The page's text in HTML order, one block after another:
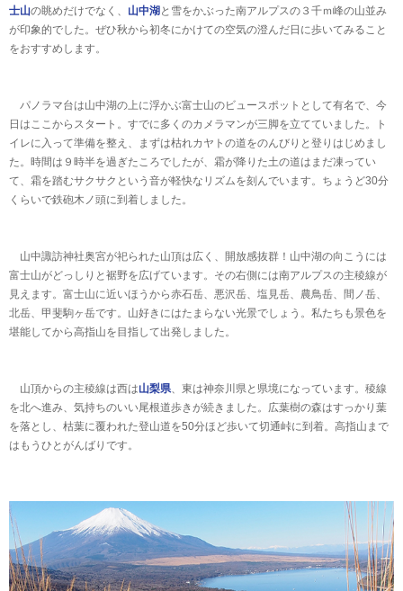
士山の眺めだけでなく、 山中湖 と雪をかぶった南アルプスの３千ｍ峰の山並み
が印象的でした。ぜひ秋から初冬にかけての空気の澄んだ日に歩いてみること
をおすすめします。
パノラマ台は山中湖の上に浮かぶ富士山のビュースポットとして有名で、今
日はここからスタート。すでに多くのカメラマンが三脚を立てていました。ト
イレに入って準備を整え、まずは枯れカヤトの道をのんびりと登りはじめまし
た。時間は９時半を過ぎたころでしたが、霜が降りた土の道はまだ凍ってい
て、霜を踏むサクサクという音が軽快なリズムを刻んでいます。ちょうど30分
くらいで鉄砲木ノ頭に到着しました。
山中諏訪神社奥宮が祀られた山頂は広く、開放感抜群！山中湖の向こうには
富士山がどっしりと裾野を広げています。その右側には南アルプスの主稜線が
見えます。富士山に近いほうから赤石岳、悪沢岳、塩見岳、農鳥岳、間ノ岳、
北岳、甲斐駒ヶ岳です。山好きにはたまらない光景でしょう。私たちも景色を
堪能してから高指山を目指して出発しました。
山頂からの主稜線は西は山梨県、東は神奈川県と県境になっています。稜線
を北へ進み、気持ちのいい尾根道歩きが続きました。広葉樹の森はすっかり葉
を落とし、枯葉に覆われた登山道を50分ほど歩いて切通峠に到着。高指山まで
はもうひとがんばりです。